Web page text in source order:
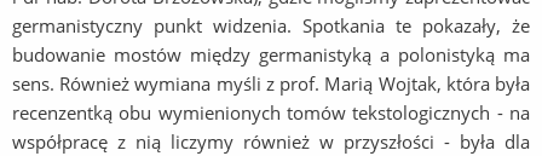
germanistyczny punkt widzenia. Spotkania te pokazały, że
budowanie mostów między germanistyką a polonistyką ma
sens. Również wymiana myśli z prof. Marią Wojtak, która była
recenzentką obu wymienionych tomów tekstologicznych - na
współpracę z nią liczymy również w przyszłości - była dla